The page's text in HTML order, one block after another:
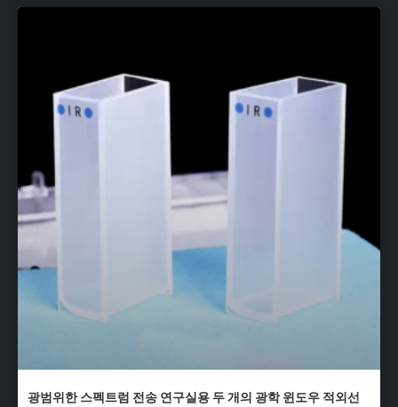
광범위한 스펙트럼 전송 연구실용 두 개의 광학 윈도우 적외선